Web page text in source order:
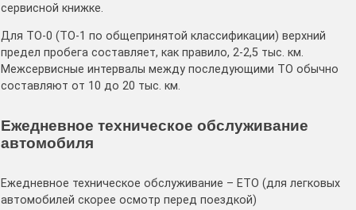
сервисной книжке.
Для ТО-0 (ТО-1 по общепринятой классификации) верхний
предел пробега составляет, как правило, 2-2,5 тыс. км.
Межсервисные интервалы между последующими ТО обычно
составляют от 10 до 20 тыс. км.
Ежедневное техническое обслуживание
автомобиля
Ежедневное техническое обслуживание – ЕТО (для легковых
автомобилей скорее осмотр перед поездкой)